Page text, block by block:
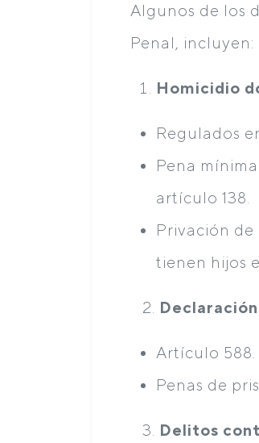
Algunos de los
Penal, incluyen:
Homicidio
Regulados
Pena
artículo 138.
Privación
tienen hijos
2.
Artículo 588.
Penas de
3. Delitos